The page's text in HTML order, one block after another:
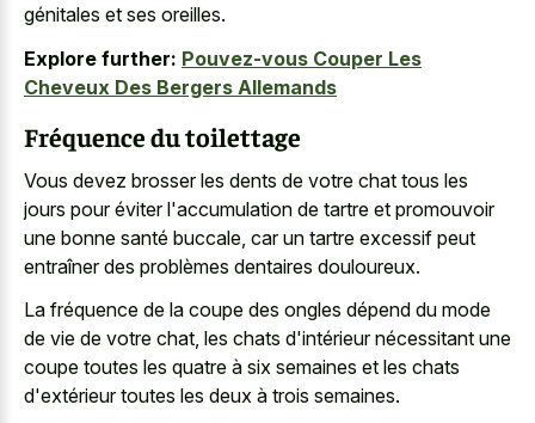
génitales et ses oreilles.
Explore further: Pouvez-vous Couper Les
Cheveux Des Bergers Allemands
Fréquence du toilettage
Vous devez brosser les dents de votre chat tous les
jours pour éviter l'accumulation de tartre et promouvoir
une bonne santé buccale, car un tartre excessif peut
entraîner des problèmes dentaires douloureux.
La fréquence de la coupe des ongles dépend du mode
de vie de votre chat, les chats d'intérieur nécessitant une
coupe toutes les quatre à six semaines et les chats
d'extérieur toutes les deux à trois semaines.